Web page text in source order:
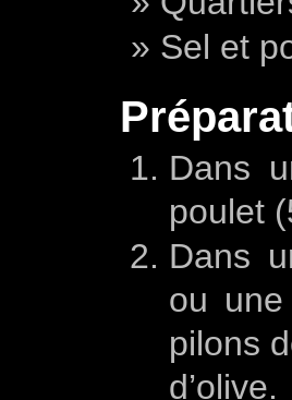
Sel et
Dans
poulet
Dans
ou
pilons